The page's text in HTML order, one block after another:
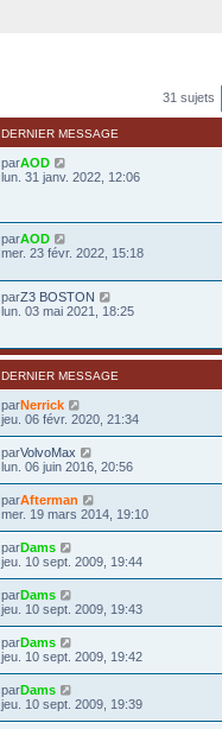
31 sujets
DERNIER MESSAGE
parAOD
lun. 31 janv. 2022, 12:06
parAOD
mer. 23 févr. 2022, 15:18
parZ3 BOSTON
lun. 03 mai 2021, 18:25
DERNIER MESSAGE
parNerrick
jeu. 06 févr. 2020, 21:34
parVolvoMax
lun. 06 juin 2016, 20:56
parAfterman
mer. 19 mars 2014, 19:10
parDams
jeu. 10 sept. 2009, 19:44
parDams
jeu. 10 sept. 2009, 19:43
parDams
jeu. 10 sept. 2009, 19:42
parDams
jeu. 10 sept. 2009, 19:39